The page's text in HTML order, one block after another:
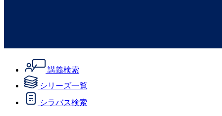
講義検索
シリーズ一覧
シラバス検索